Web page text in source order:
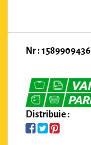
Nr : 1589909436
Distribuie :